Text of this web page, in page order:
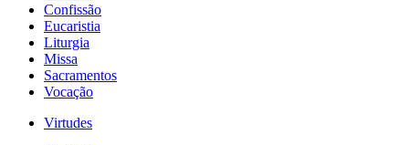
Confissão
Eucaristia
Liturgia
Missa
Sacramentos
Vocação
Virtudes